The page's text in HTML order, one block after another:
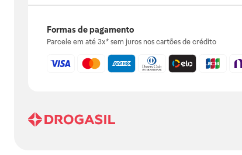
Formas de pagamento
Parcele em até 3x* sem juros nos cartões de crédito